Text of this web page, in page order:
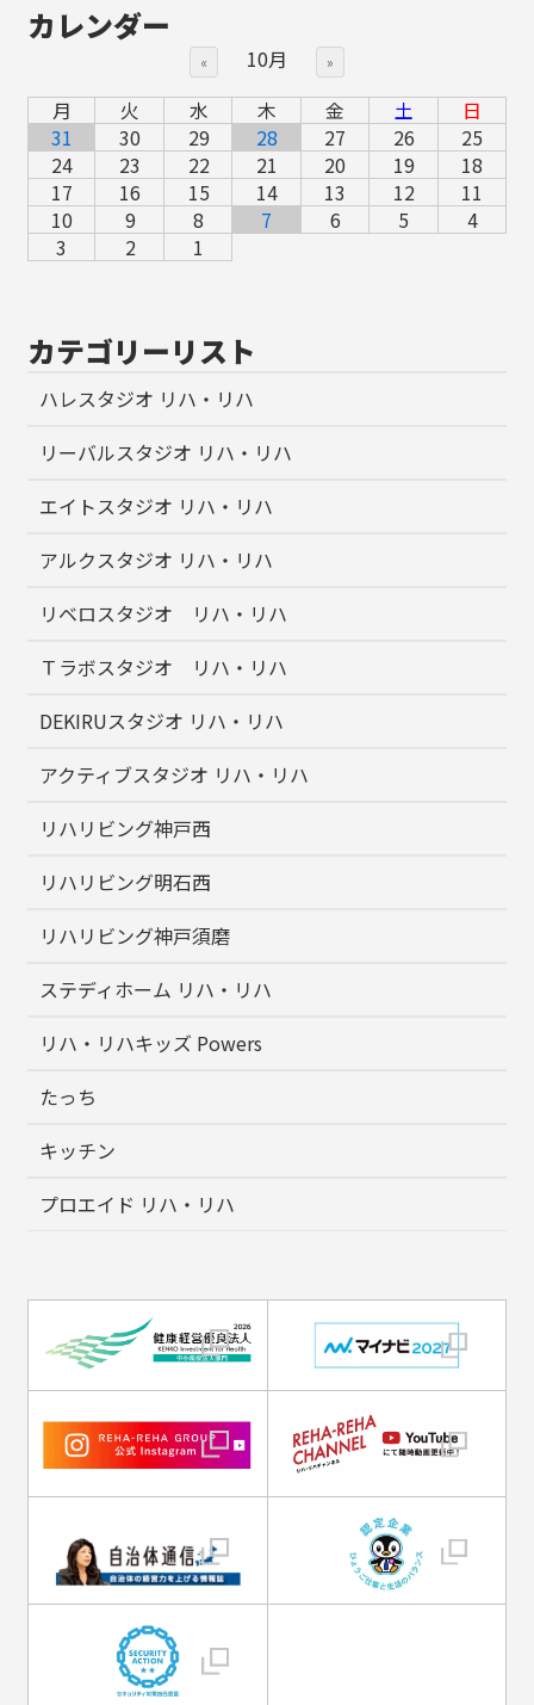
カレンダー
« 10月 »
月 火 水 木 金 土
日
31
30 29 28 27 26
25
24
23 22 21 20 19
18
17
16 15 14 13 12
11
10
9 8 7 6 5
4
3
2 1
カテゴリーリスト
ハレスタジオ リハ・リハ
リーバルスタジオ リハ・リハ
エイトスタジオ リハ・リハ
アルクスタジオ リハ・リハ
リベロスタジオ リハ・リハ
Ｔラボスタジオ リハ・リハ
DEKIRUスタジオ リハ・リハ
アクティブスタジオ リハ・リハ
リハリビング神戸西
リハリビング明石西
リハリビング神戸須磨
ステディホーム リハ・リハ
リハ・リハキッズ Powers
たっち
キッチン
プロエイド リハ・リハ